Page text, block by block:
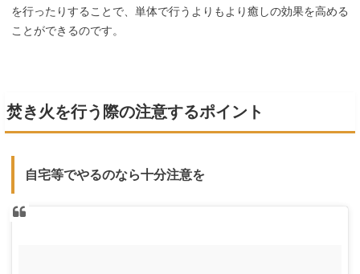
を行ったりすることで、単体で行うよりもより癒しの効果を高める
ことができるのです。
焚き火を行う際の注意するポイント
自宅等でやるのなら十分注意を